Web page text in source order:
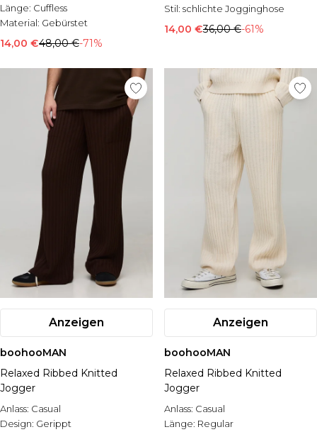
Länge: Cuffless
Material: Gebürstet
14,00 €48,00 €-71%
Stil: schlichte Jogginghose
14,00 €36,00 €-61%
Anzeigen
boohooMAN
Relaxed Ribbed Knitted
Jogger
Anlass: Casual
Design: Gerippt
Anzeigen
boohooMAN
Relaxed Ribbed Knitted
Jogger
Anlass: Casual
Länge: Regular